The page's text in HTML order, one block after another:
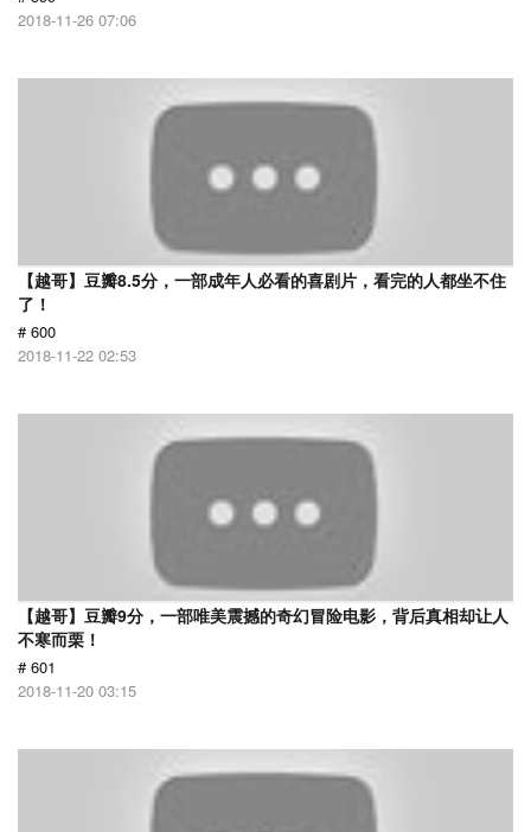
2018-11-26 07:06
【越哥】豆瓣8.5分，一部成年人必看的喜剧片，看完的人都坐不住
了！
# 600
2018-11-22 02:53
【越哥】豆瓣9分，一部唯美震撼的奇幻冒险电影，背后真相却让人
不寒而栗！
# 601
2018-11-20 03:15